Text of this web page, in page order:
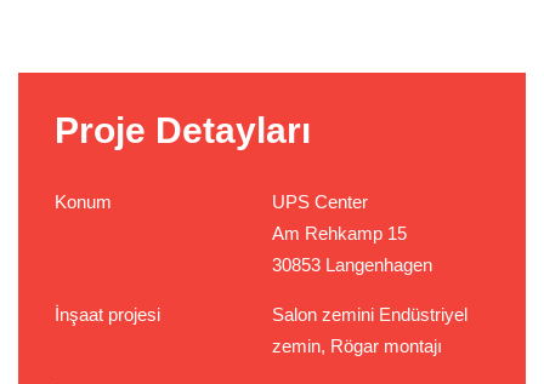
Proje Detayları
Konum
UPS Center
Am Rehkamp 15
30853 Langenhagen
İnşaat projesi
Salon zemini Endüstriyel
zemin, Rögar montajı